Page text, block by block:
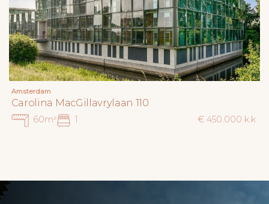
Amsterdam
Carolina MacGillavrylaan 110
60m² 1 € 450.000 k.k.